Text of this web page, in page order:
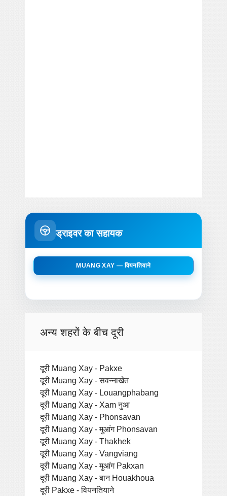
ड्राइवर का सहायक
MUANG XAY — वियनतियाने
अन्य शहरों के बीच दूरी
दूरी Muang Xay - Pakxe
दूरी Muang Xay - सवन्नाखेत
दूरी Muang Xay - Louangphabang
दूरी Muang Xay - Xam नुआ
दूरी Muang Xay - Phonsavan
दूरी Muang Xay - मुआंग Phonsavan
दूरी Muang Xay - Thakhek
दूरी Muang Xay - Vangviang
दूरी Muang Xay - मुआंग Pakxan
दूरी Muang Xay - बान Houakhoua
दूरी Pakxe - वियनतियाने